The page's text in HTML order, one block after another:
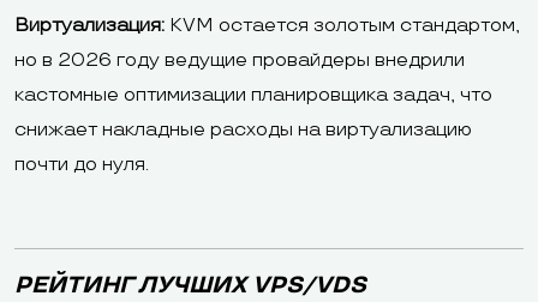
Виртуализация: KVM остается золотым стандартом,
но в 2026 году ведущие провайдеры внедрили
кастомные оптимизации планировщика задач, что
снижает накладные расходы на виртуализацию
почти до нуля.
РЕЙТИНГ ЛУЧШИХ VPS/VDS